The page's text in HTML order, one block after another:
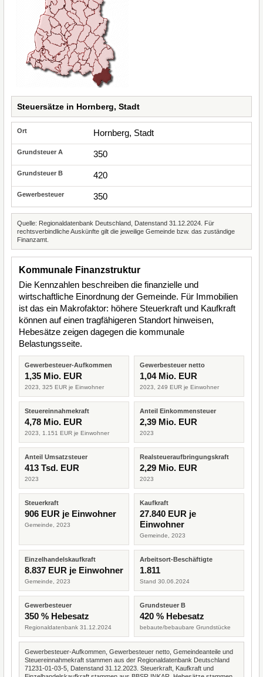
Steuersätze in Hornberg, Stadt
Hornberg, Stadt
350
420
350
Quelle: Regionaldatenbank Deutschland, Datenstand 31.12.2024. Für
rechtsverbindliche Auskünfte gilt die jeweilige Gemeinde bzw. das zuständige
Finanzamt.
Kommunale Finanzstruktur
Die Kennzahlen beschreiben die finanzielle und
wirtschaftliche Einordnung der Gemeinde. Für Immobilien
ist das ein Makrofaktor: höhere Steuerkraft und Kaufkraft
können auf einen tragfähigeren Standort hinweisen,
Hebesätze zeigen dagegen die kommunale
Belastungsseite.
Gewerbesteuer-Aufkommen
1,35 Mio. EUR
2023, 325 EUR je Einwohner
Gewerbesteuer netto
1,04 Mio. EUR
2023, 249 EUR je Einwohner
Steuereinnahmekraft
4,78 Mio. EUR
2023, 1.151 EUR je Einwohner
Anteil Einkommensteuer
2,39 Mio. EUR
2023
Anteil Umsatzsteuer
413 Tsd. EUR
2023
Realsteueraufbringungskraft
2,29 Mio. EUR
2023
Steuerkraft
906 EUR je Einwohner
Gemeinde, 2023
Kaufkraft
27.840 EUR je
Einwohner
Gemeinde, 2023
Einzelhandelskaufkraft
8.837 EUR je Einwohner
Gemeinde, 2023
Arbeitsort-Beschäftigte
1.811
Stand 30.06.2024
Gewerbesteuer
350 % Hebesatz
Regionaldatenbank 31.12.2024
Grundsteuer B
420 % Hebesatz
bebaute/bebaubare Grundstücke
Gewerbesteuer-Aufkommen, Gewerbesteuer netto, Gemeindeanteile und
Steuereinnahmekraft stammen aus der Regionaldatenbank Deutschland
71231-01-03-5, Datenstand 31.12.2023. Steuerkraft, Kaufkraft und